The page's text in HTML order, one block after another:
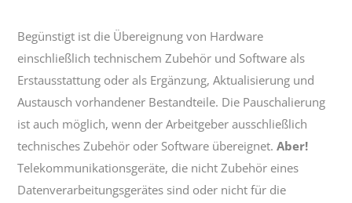
Begünstigt ist die Übereignung von Hardware
einschließlich technischem Zubehör und Software als
Erstausstattung oder als Ergänzung, Aktualisierung und
Austausch vorhandener Bestandteile. Die Pauschalierung
ist auch möglich, wenn der Arbeitgeber ausschließlich
technisches Zubehör oder Software übereignet.Aber!
Telekommunikationsgeräte, die nicht Zubehör eines
Datenverarbeitungsgerätes sind oder nicht für die